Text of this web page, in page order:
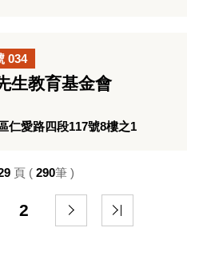
034
生教育基金會
仁愛路四段117號8樓之1
2
頁 ( 290筆 )